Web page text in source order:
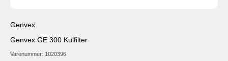
Genvex
Genvex GE 300 Kulfilter
Varenummer: 1020396